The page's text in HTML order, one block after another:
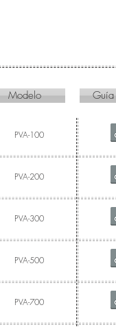
PVA-200
PVA-300
PVA-500
PVA-700
Modelo
PVA-100